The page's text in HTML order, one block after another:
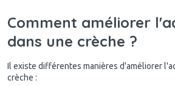
Comment améliorer
dans une crèche ?
Il existe différentes manières d'améliorer
crèche :